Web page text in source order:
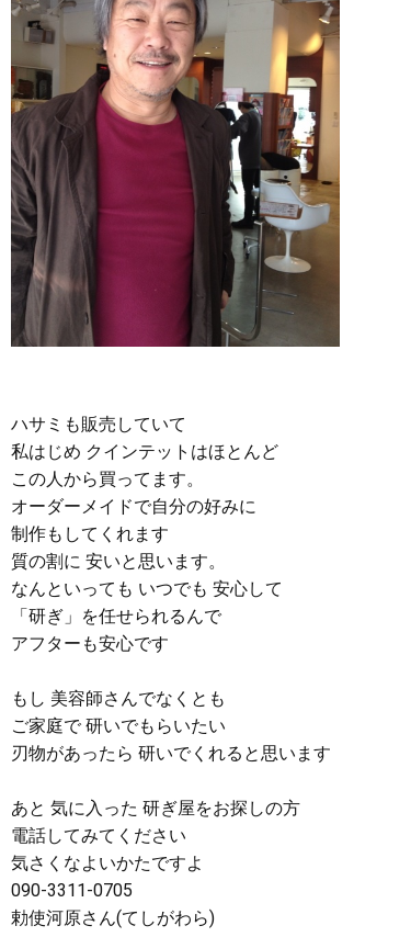
ハサミも販売していて
私はじめ クインテットはほとんど
この人から買ってます。
オーダーメイドで自分の好みに
制作もしてくれます
質の割に 安いと思います。
なんといっても いつでも 安心して
「研ぎ」を任せられるんで
アフターも安心です
もし 美容師さんでなくとも
ご家庭で 研いでもらいたい
刃物があったら 研いでくれると思います
あと 気に入った 研ぎ屋をお探しの方
電話してみてください
気さくなよいかたですよ
090-3311-0705
勅使河原さん(てしがわら)